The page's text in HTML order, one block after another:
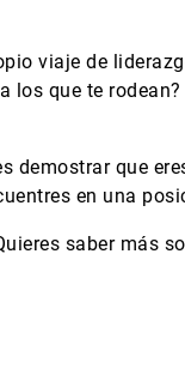
viaje de
que te
que
en una
saber más